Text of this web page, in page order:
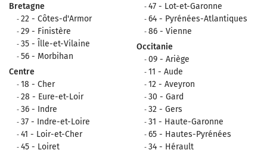
Bretagne
22 - Côtes-d'Armor
29 - Finistère
35 - Îlle-et-Vilaine
56 - Morbihan
Centre
18 - Cher
28 - Eure-et-Loir
36 - Indre
37 - Indre-et-Loire
41 - Loir-et-Cher
45 - Loiret
47 - Lot-et-Garonne
64 - Pyrénées-Atlantiques
86 - Vienne
Occitanie
09 - Ariège
11 - Aude
12 - Aveyron
30 - Gard
32 - Gers
31 - Haute-Garonne
65 - Hautes-Pyrénées
34 - Hérault